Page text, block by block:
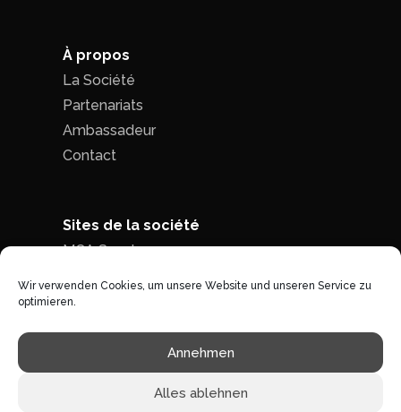
Wir verwenden Cookies, um unsere Website und unseren Service zu
optimieren.
Annehmen
Alles ablehnen
À propos
La Société
Partenariats
Ambassadeur
Contact
Sites de la société
MCA Seed
Politique de confidentialité|Conditions
générales de ventes